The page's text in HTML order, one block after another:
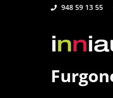
948 59 13 55